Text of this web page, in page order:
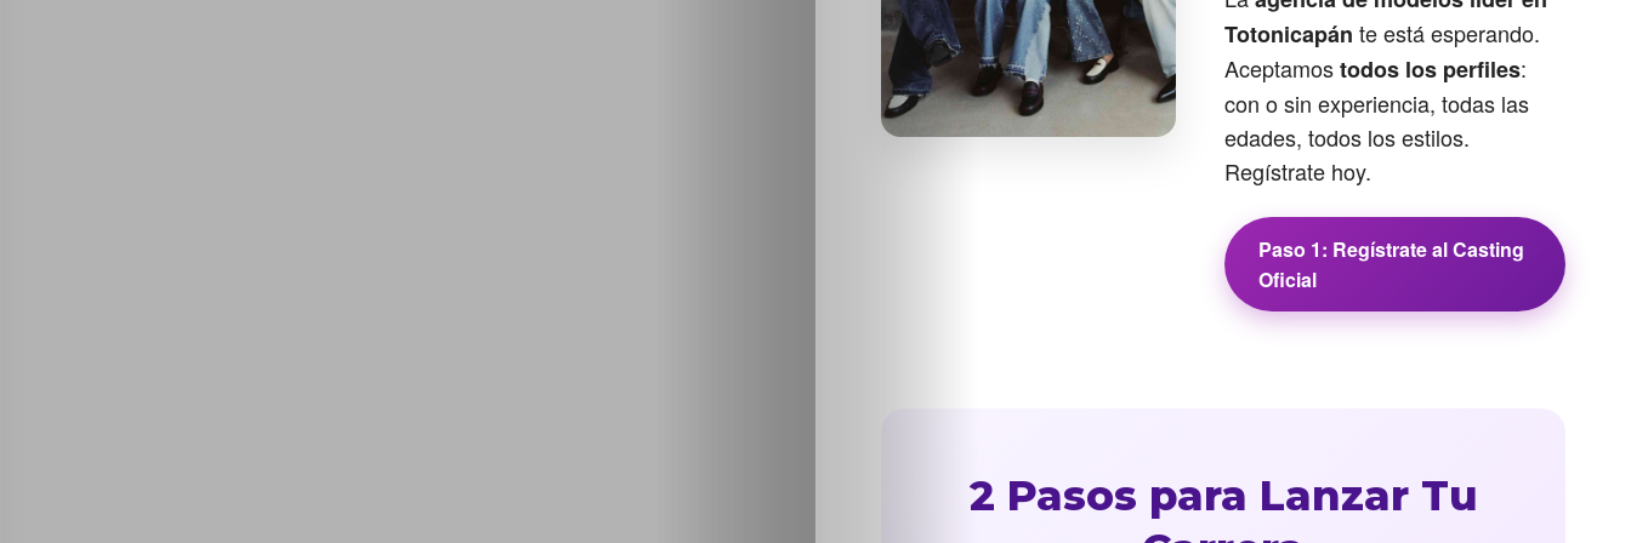
Totonicapán te está esperando.
Aceptamostodos los perfiles:
con o sin experiencia, todas las
edades, todos los estilos.
Regístrate hoy.
Paso 1: Regístrate al Casting
Oficial
2 Pasos para Lanzar Tu